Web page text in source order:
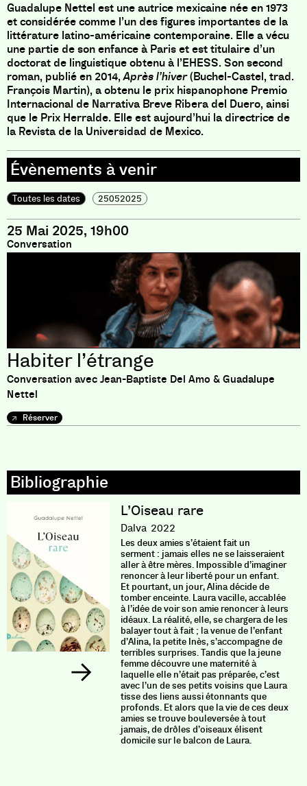
Guadalupe Nettel est une autrice mexicaine née en 1973
et considérée comme l’un des figures importantes de la
littérature latino-américaine contemporaine. Elle a vécu
une partie de son enfance à Paris et est titulaire d’un
doctorat de linguistique obtenu à l’EHESS. Son second
roman, publié en 2014,Après l’hiver(Buchel-Castel, trad.
François Martin), a obtenu le prix hispanophone Premio
Internacional de Narrativa Breve Ribera del Duero, ainsi
que le Prix Herralde. Elle est aujourd’hui la directrice de
la Revista de la Universidad de Mexico.
Toutes les dates 25052025
25 Mai 2025, 19h00
Conversation
Habiter l’étrange
Conversation avec Jean-Baptiste Del Amo & Guadalupe
Nettel
Réserver
L’Oiseau rare
Dalva 2022
Les deux amies s’étaient fait un
serment : jamais elles ne se laisseraient
aller à être mères. Impossible d’imaginer
renoncer à leur liberté pour un enfant.
Et pourtant, un jour, Alina décide de
tomber enceinte. Laura vacille, accablée
à l’idée de voir son amie renoncer à leurs
idéaux. La réalité, elle, se chargera de les
balayer tout à fait ; la venue de l’enfant
d’Alina, la petite Inès, s’accompagne de
terribles surprises. Tandis que la jeune
femme découvre une maternité à
laquelle elle n’était pas préparée, c’est
avec l’un de ses petits voisins que Laura
tisse des liens aussi étonnants que
profonds. Et alors que la vie de ces deux
amies se trouve bouleversée à tout
jamais, de drôles d’oiseaux élisent
domicile sur le balcon de Laura.